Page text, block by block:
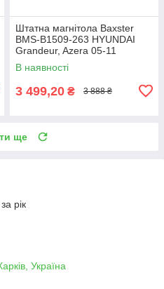
Штатна магнітола Baxster
BMS-B1509-263 HYUNDAI
Grandeur, Azera 05-11
В наявності
3 499,20 ₴ 3 888 ₴
ще
рік
Україна